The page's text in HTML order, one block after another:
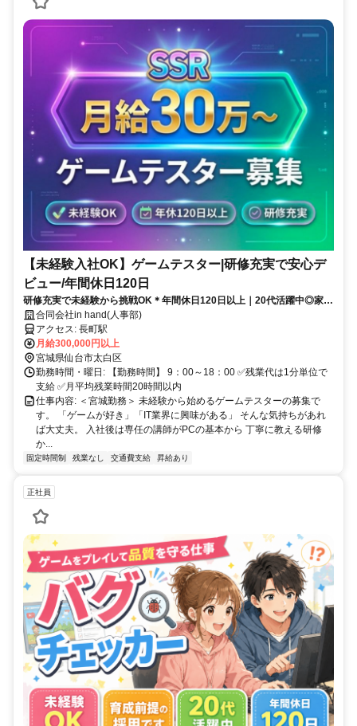
【未経験入社OK】ゲームテスター|研修充実で安心デ
ビュー/年間休日120日
研修充実で未経験から挑戦OK＊年間休日120日以上｜20代活躍中◎家賃
補助最大50％など安心の福利厚生あり
合同会社in hand(人事部)
アクセス: 長町駅
月給300,000円以上
宮城県仙台市太白区
勤務時間・曜日: 【勤務時間】 9：00～18：00 ✅残業代は1分単位で
支給 ✅月平均残業時間20時間以内
仕事内容: ＜宮城勤務＞ 未経験から始めるゲームテスターの募集で
す。 「ゲームが好き」「IT業界に興味がある」 そんな気持ちがあれ
ば大丈夫。 入社後は専任の講師がPCの基本から 丁寧に教える研修
か...
固定時間制 残業なし 交通費支給 昇給あり
正社員